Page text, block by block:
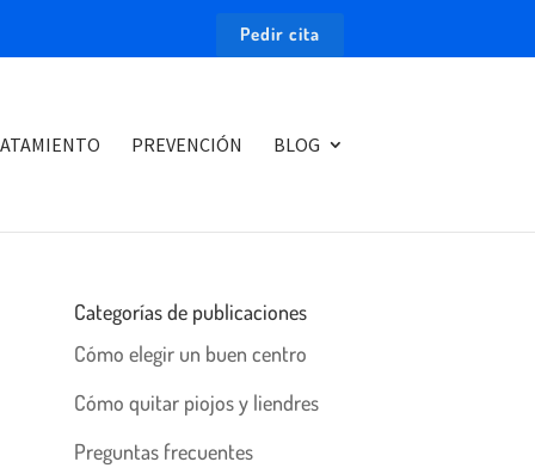
Pedir cita
PREVENCIÓN BLOG
Categorías de publicaciones
Cómo elegir un buen centro
Cómo quitar piojos y liendres
Preguntas frecuentes